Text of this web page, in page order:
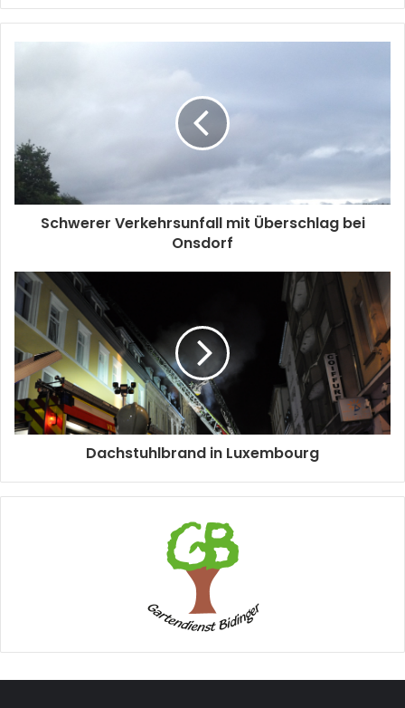
Schwerer Verkehrsunfall mit Überschlag bei
Onsdorf
Dachstuhlbrand in Luxembourg